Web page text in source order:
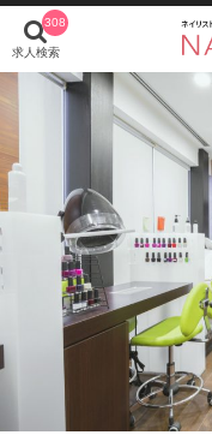
308
求人検索